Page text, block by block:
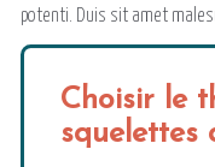
potenti. Duis sit amet
Choisir le
squelettes